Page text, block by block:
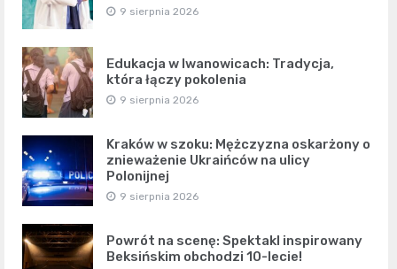
9 sierpnia 2026
Edukacja w Iwanowicach: Tradycja,
która łączy pokolenia
9 sierpnia 2026
Kraków w szoku: Mężczyzna oskarżony o
znieważenie Ukraińców na ulicy
Polonijnej
9 sierpnia 2026
Powrót na scenę: Spektakl inspirowany
Beksińskim obchodzi 10-lecie!